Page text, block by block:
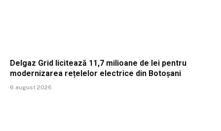
Delgaz Grid licitează 11,7 milioane de lei pentru
modernizarea rețelelor electrice din Botoșani
6 august 2026